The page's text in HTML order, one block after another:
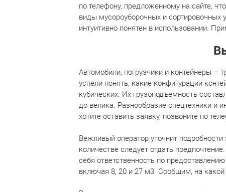
по телефону, предложенному на сайте,
виды мусороуборочных и сортировочных
интуитивно понятен в использовании.
Автомобили, погрузчики и контейнеры –
успели понять, какие конфигурации
кубических. Их грузоподъемность
до велика. Разнообразие спецтехники и
хотите оставить заявку, позвоните по
Вежливый оператор уточнит
количестве следует отдать
себя ответственность по
включая 8, 20 и 27 м3. Сообщим, на какой